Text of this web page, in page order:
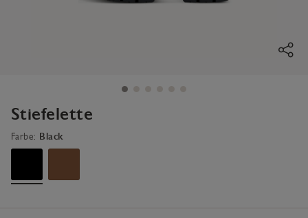
Stiefelette
Farbe: Black